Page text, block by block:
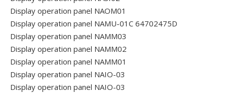
Display operation panel NAOM01
Display operation panel NAMU-01C 64702475D
Display operation panel NAMM03
Display operation panel NAMM02
Display operation panel NAMM01
Display operation panel NAIO-03
Display operation panel NAIO-03